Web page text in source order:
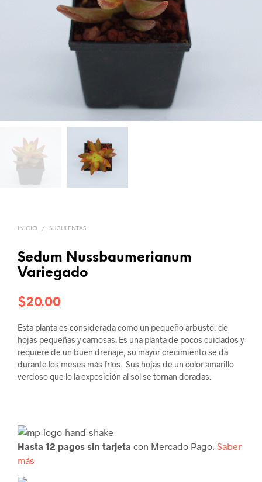
INICIO / SUCULENTAS
Sedum Nussbaumerianum
Variegado
$20.00
Esta planta es considerada como un pequeño arbusto, de
hojas pequeñas y carnosas. Es una planta de pocos cuidados y
requiere de un buen drenaje, su mayor crecimiento se da
durante los meses más fríos. Sus hojas de un color amarillo
verdoso que lo la exposición al sol se tornan doradas.
Hasta 12 pagos sin tarjeta con Mercado Pago. Saber
más